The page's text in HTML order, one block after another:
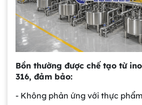
Bồn thường được chế tạo từ
316, đảm bảo:
- Không phản ứng với thực phẩm